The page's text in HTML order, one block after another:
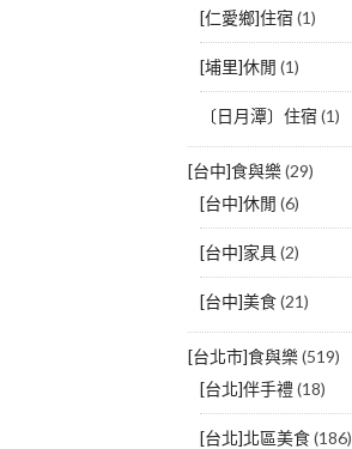
[仁愛鄉]住宿 (1)
[埔里]休閒 (1)
〔日月潭〕住宿 (1)
[台中]食與樂(29)
[台中]休閒 (6)
[台中]家具(2)
[台中]美食(21)
[台北市]食與樂(519)
[台北]伴手禮(18)
[台北]北區美食(186)